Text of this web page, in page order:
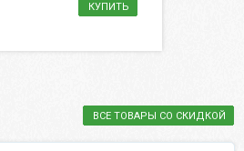
КУПИТЬ
ВСЕ ТОВАРЫ СО СКИДКОЙ